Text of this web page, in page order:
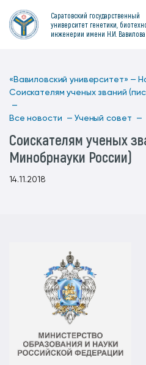
Саратовский государственный
университет генетики,
инженерии имени Н.И. Вавилова
«Вавиловский университет» —
Соискателям ученых званий
—
Все новости — Ученый совет —
Соискателям ученых
Минобрнауки России)
14.11.2018